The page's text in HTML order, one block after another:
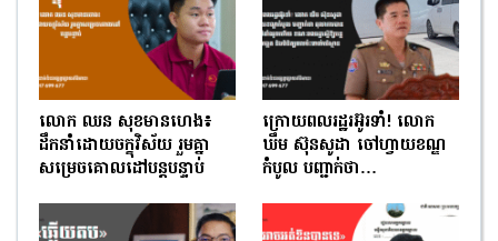
លោក ឈន សុខមានហេង៖
ដឹកនាំដោយចក្ខុវិស័យ រួមគ្នា
សម្រេចគោលដៅបន្តបន្ទាប់
ក្រោយពលរដ្ឋរអ៊ូរទាំ! លោក
ឃឹម ស៊ុនសូដា ចៅហ្វាយខណ្ឌ
កំបូល បញ្ជាក់ថា…